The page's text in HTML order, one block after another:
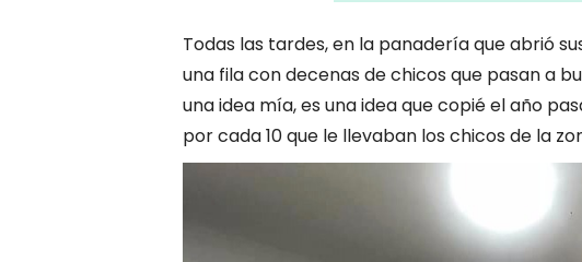
Todas las tardes, en la panadería que abrió
una fila con decenas de chicos que pasan a
una idea mía, es una idea que copié el año
por cada 10 que le llevaban los chicos de la